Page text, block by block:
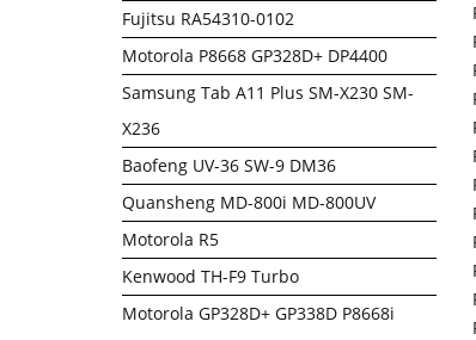
Fujitsu RA54310-0102
Motorola P8668 GP328D+ DP4400
Samsung Tab A11 Plus SM-X230 SM-
X236
Baofeng UV-36 SW-9 DM36
Quansheng MD-800i MD-800UV
Motorola R5
Kenwood TH-F9 Turbo
Motorola GP328D+ GP338D P8668i